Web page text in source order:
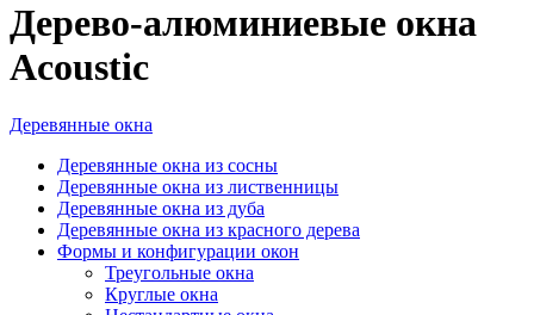
Дерево-алюминиевые окна
Acoustic
Деревянные окна
Деревянные окна из сосны
Деревянные окна из лиственницы
Деревянные окна из дуба
Деревянные окна из красного дерева
Формы и конфигурации окон
Треугольные окна
Круглые окна